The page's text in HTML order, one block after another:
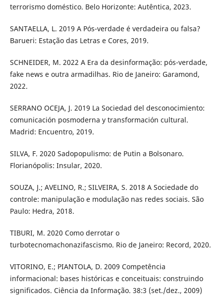
terrorismo doméstico. Belo Horizonte: Autêntica, 2023.
SANTAELLA, L. 2019 A Pós-verdade é verdadeira ou falsa?
Barueri: Estação das Letras e Cores, 2019.
SCHNEIDER, M. 2022 A Era da desinformação: pós-verdade,
fake news e outra armadilhas. Rio de Janeiro: Garamond,
2022.
SERRANO OCEJA, J. 2019 La Sociedad del desconocimiento:
comunicación posmoderna y transformación cultural.
Madrid: Encuentro, 2019.
SILVA, F. 2020 Sadopopulismo: de Putin a Bolsonaro.
Florianópolis: Insular, 2020.
SOUZA, J.; AVELINO, R.; SILVEIRA, S. 2018 A Sociedade do
controle: manipulação e modulação nas redes sociais. São
Paulo: Hedra, 2018.
TIBURI, M. 2020 Como derrotar o
turbotecnomachonazifascismo. Rio de Janeiro: Record, 2020.
VITORINO, E.; PIANTOLA, D. 2009 Competência
informacional: bases históricas e conceituais: construindo
significados. Ciência da Informação. 38:3 (set./dez., 2009)